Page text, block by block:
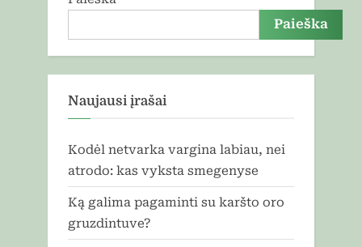
Paieška
Naujausi įrašai
Kodėl netvarka vargina labiau, nei
atrodo: kas vyksta smegenyse
Ką galima pagaminti su karšto oro
gruzdintuve?